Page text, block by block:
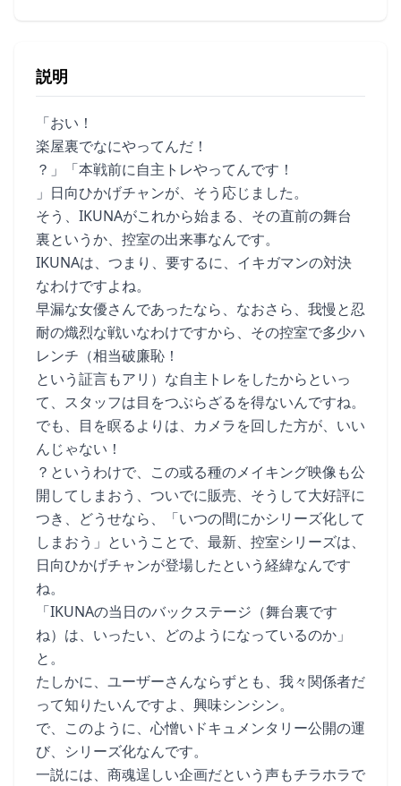
説明
「おい！
楽屋裏でなにやってんだ！
？」「本戦前に自主トレやってんです！
」日向ひかげチャンが、そう応じました。
そう、IKUNAがこれから始まる、その直前の舞台
裏というか、控室の出来事なんです。
IKUNAは、つまり、要するに、イキガマンの対決
なわけですよね。
早漏な女優さんであったなら、なおさら、我慢と忍
耐の熾烈な戦いなわけですから、その控室で多少ハ
レンチ（相当破廉恥！
という証言もアリ）な自主トレをしたからといっ
て、スタッフは目をつぶらざるを得ないんですね。
でも、目を瞑るよりは、カメラを回した方が、いい
んじゃない！
？というわけで、この或る種のメイキング映像も公
開してしまおう、ついでに販売、そうして大好評に
つき、どうせなら、「いつの間にかシリーズ化して
しまおう」ということで、最新、控室シリーズは、
日向ひかげチャンが登場したという経緯なんです
ね。
「IKUNAの当日のバックステージ（舞台裏です
ね）は、いったい、どのようになっているのか」
と。
たしかに、ユーザーさんならずとも、我々関係者だ
って知りたいんですよ、興味シンシン。
で、このように、心憎いドキュメンタリー公開の運
び、シリーズ化なんです。
一説には、商魂逞しい企画だという声もチラホラで